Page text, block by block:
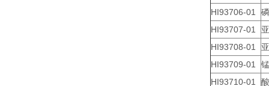
HI93706-01
HI93707-01
HI93708-01
HI93709-01
HI93710-01